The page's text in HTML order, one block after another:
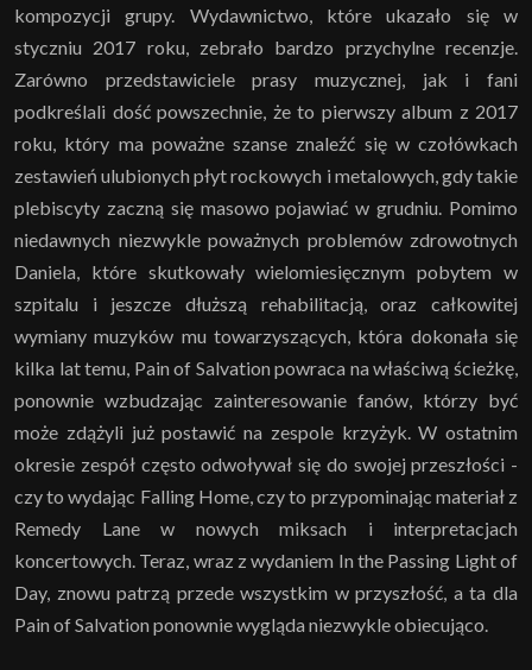
kompozycji grupy. Wydawnictwo, które ukazało się w
styczniu 2017 roku, zebrało bardzo przychylne recenzje.
Zarówno przedstawiciele prasy muzycznej, jak i fani
podkreślali dość powszechnie, że to pierwszy album z 2017
roku, który ma poważne szanse znaleźć się w czołówkach
zestawień ulubionych płyt rockowych i metalowych, gdy takie
plebiscyty zaczną się masowo pojawiać w grudniu. Pomimo
niedawnych niezwykle poważnych problemów zdrowotnych
Daniela, które skutkowały wielomiesięcznym pobytem w
szpitalu i jeszcze dłuższą rehabilitacją, oraz całkowitej
wymiany muzyków mu towarzyszących, która dokonała się
kilka lat temu, Pain of Salvation powraca na właściwą ścieżkę,
ponownie wzbudzając zainteresowanie fanów, którzy być
może zdążyli już postawić na zespole krzyżyk. W ostatnim
okresie zespół często odwoływał się do swojej przeszłości -
czy to wydając Falling Home, czy to przypominając materiał z
Remedy Lane w nowych miksach i interpretacjach
koncertowych. Teraz, wraz z wydaniem In the Passing Light of
Day, znowu patrzą przede wszystkim w przyszłość, a ta dla
Pain of Salvation ponownie wygląda niezwykle obiecująco.